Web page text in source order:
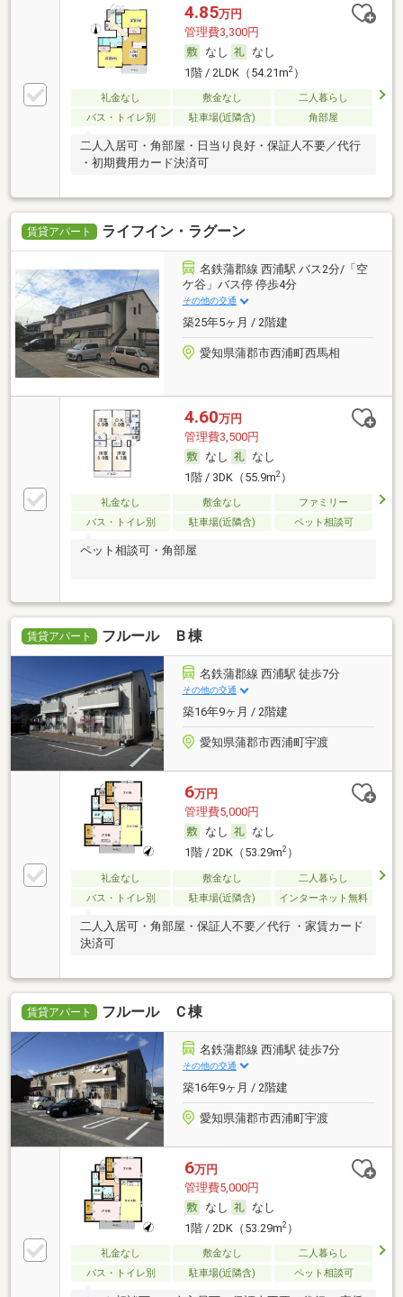
4.85万円
管理費3,300円
なし
なし
1階 / 2LDK（54.21m2）
礼金なし 敷金なし
二人暮らし
バス・トイレ別
駐車場(近隣含) 角部屋
二人入居可・角部屋・日当り良好・保証人不要／代行
・初期費用カード決済可
賃貸アパート ライフイン・ラグーン
名鉄蒲郡線 西浦駅 バス2分/「空
ケ谷」バス停 停歩4分
その他の交通
築25年5ヶ月 / 2階建
愛知県蒲郡市西浦町西馬相
4.60万円
管理費3,500円
なし
なし
1階 / 3DK（55.9m2）
礼金なし 敷金なし
ファミリー
バス・トイレ別
駐車場(近隣含) ペット相談可
ペット相談可・角部屋
賃貸アパート フルール Ｂ棟
名鉄蒲郡線 西浦駅 徒歩7分
その他の交通
築16年9ヶ月 / 2階建
愛知県蒲郡市西浦町宇渡
6万円
管理費5,000円
なし
なし
1階 / 2DK（53.29m2）
礼金なし 敷金なし
二人暮らし
バス・トイレ別
駐車場(近隣含) インターネット無料
二人入居可・角部屋・保証人不要／代行 ・家賃カード
決済可
賃貸アパート フルール Ｃ棟
名鉄蒲郡線 西浦駅 徒歩7分
その他の交通
築16年9ヶ月 / 2階建
愛知県蒲郡市西浦町宇渡
6万円
管理費5,000円
なし
なし
1階 / 2DK（53.29m2）
礼金なし 敷金なし
二人暮らし
バス・トイレ別
駐車場(近隣含) ペット相談可